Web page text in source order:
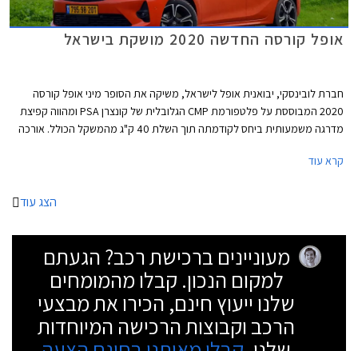
אופל קורסה החדשה 2020 מושקת בישראל
חברת לובינסקי, יבואנית אופל לישראל, משיקה את הסופר מיני אופל קורסה
2020 המבוססת על פלטפורמת CMP הגלובלית של קונצרן PSA ומהווה קפיצת
מדרגה משמעותית ביחס לקודמתה תוך השלת 40 ק"ג מהמשקל הכולל. אורכה
מ"מ, ובסיס גלגליה באורך 2,540 מ"מ. תא המטען בנפח 309 ליטרים.
קרא עוד
הצג עוד
מעוניינים ברכישת רכב? הגעתם
למקום הנכון. קבלו מהמומחים
שלנו ייעוץ חינם, הכירו את מבצעי
הרכב וקבוצות הרכישה המיוחדות